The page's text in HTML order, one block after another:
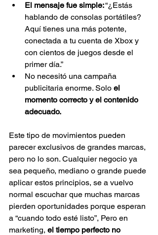
El mensaje fue simple: “¿Estás
hablando de consolas portátiles?
Aquí tienes una más potente,
conectada a tu cuenta de Xbox y
con cientos de juegos desde el
primer día.”
No necesitó una campaña
publicitaria enorme. Solo el
momento correcto y el contenido
adecuado.
Este tipo de movimientos pueden
parecer exclusivos de grandes marcas,
pero no lo son. Cualquier negocio ya
sea pequeño, mediano o grande puede
aplicar estos principios, se a vuelvo
normal escuchar que muchas marcas
pierden oportunidades porque esperan
a “cuando todo esté listo”, Pero en
marketing, el tiempo perfecto no